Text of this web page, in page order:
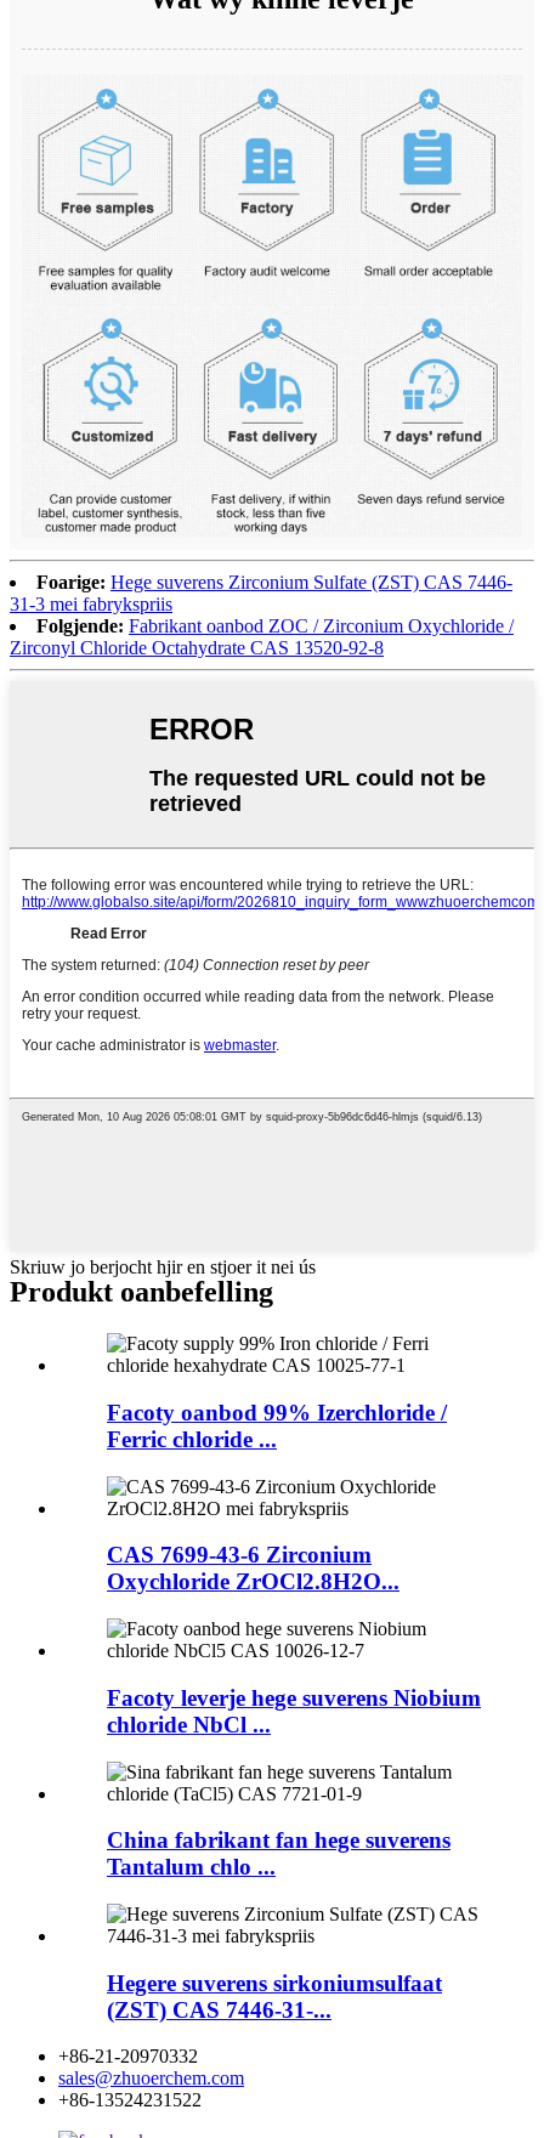
Foarige: Hege suverens Zirconium Sulfate (ZST) CAS 7446-
31-3 mei fabrykspriis
Folgjende: Fabrikant oanbod ZOC / Zirconium Oxychloride /
Zirconyl Chloride Octahydrate CAS 13520-92-8
Skriuw jo berjocht hjir en stjoer it nei ús
Produkt oanbefelling
Facoty oanbod 99% Izerchloride /
Ferric chloride ...
CAS 7699-43-6 Zirconium
Oxychloride ZrOCl2.8H2O...
Facoty leverje hege suverens Niobium
chloride NbCl ...
China fabrikant fan hege suverens
Tantalum chlo ...
Hegere suverens sirkoniumsulfaat
(ZST) CAS 7446-31-...
+86-21-20970332
sales@zhuoerchem.com
+86-13524231522